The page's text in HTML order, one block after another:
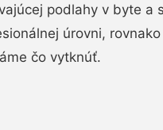
podlahy v byte a
úrovni,
čo vytknúť.